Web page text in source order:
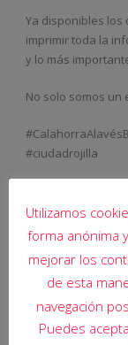
Ya disponibles los
imprimir toda la
y lo más
No solo somos un
#CalahorraAlavésB
#ciudadrojilla
09_DEP ALAVES B
Compartir
Utilizamos
forma anónima
mejorar los
de esta
navegación
Puedes